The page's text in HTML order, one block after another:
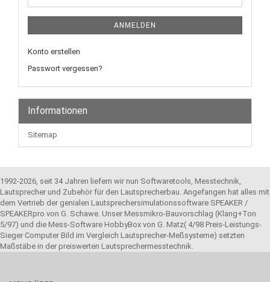
ANMELDEN
Konto erstellen
Passwort vergessen?
Informationen
Sitemap
1992-2026, seit 34 Jahren liefern wir nun Softwaretools, Messtechnik,
Lautsprecher und Zubehör für den Lautsprecherbau. Angefangen hat alles mit
dem Vertrieb der genialen Lautsprechersimulationssoftware SPEAKER /
SPEAKERpro von G. Schawe. Unser Messmikro-Bauvorschlag (Klang+Ton
5/97) und die Mess-Software HobbyBox von G. Matz( 4/98 Preis-Leistungs-
Sieger Computer Bild im Vergleich Lautsprecher-Meßsysteme) setzten
Maßstäbe in der preiswerten Lautsprechermesstechnik.